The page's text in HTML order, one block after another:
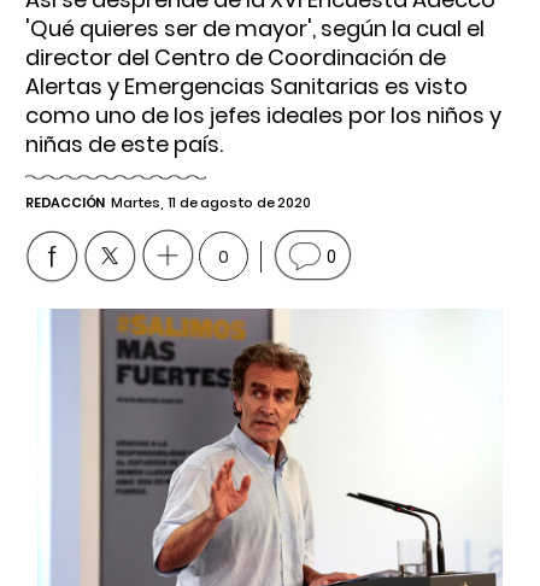
'Qué quieres ser de mayor', según la cual el
director del Centro de Coordinación de
Alertas y Emergencias Sanitarias es visto
como uno de los jefes ideales por los niños y
niñas de este país.
REDACCIÓN Martes, 11 de agosto de 2020
0 0